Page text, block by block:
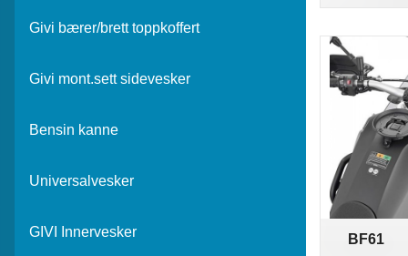
Givi bærer/brett toppkoffert
Givi mont.sett sidevesker
Bensin kanne
Universalvesker
GIVI Innervesker BF61